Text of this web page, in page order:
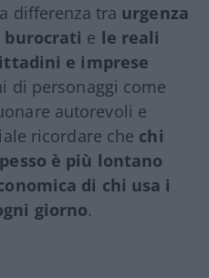
differenza tra urgenza
burocrati e le reali
e imprese
di personaggi come
autorevoli e
ricordare che chi
è più lontano
di chi usa i
giorno.